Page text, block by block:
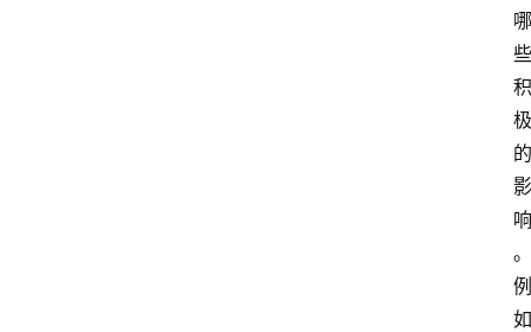
哪
些
积
极
的
影
响
。
例
如